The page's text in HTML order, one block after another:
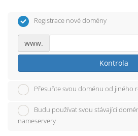
Registrace nové domény
www.
Kontrola
Přesuňte svou doménu od jiného
Budu používat svou stávající
nameservery